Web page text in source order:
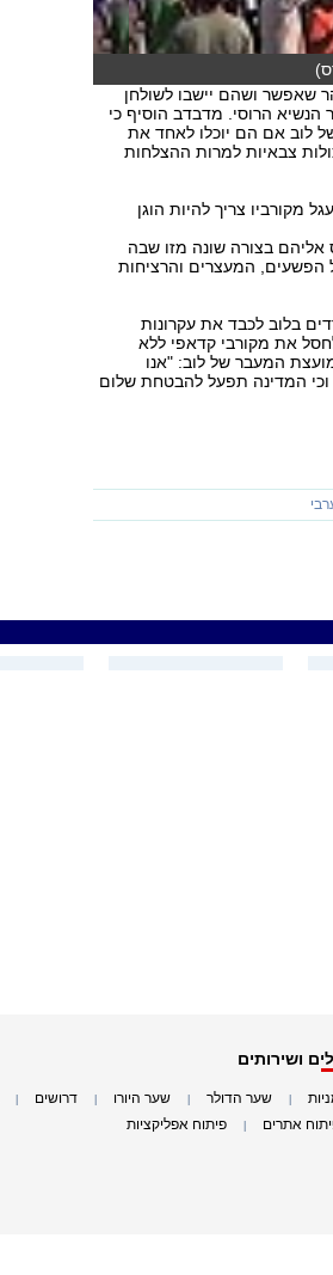
שאפשר ושהם יישבו לשולחן
הרוסי. מדבדב הוסיף כי
לוב אם הם יוכלו לאחד את
צבאיות למרות ההצלחות
מקורביו צריך להיות הוגן
אליהם בצורה שונה מזו שבה
הפשעים, המעצרים והרציחות
בלוב לכבד את עקרונות
את מקורבי קדאפי ללא
המעבר של לוב: "אנו
המדינה תפעל להבטחת שלום
ושירותים
שער הדולר שער היורו דרושים
אתרים פיתוח אפליקציות